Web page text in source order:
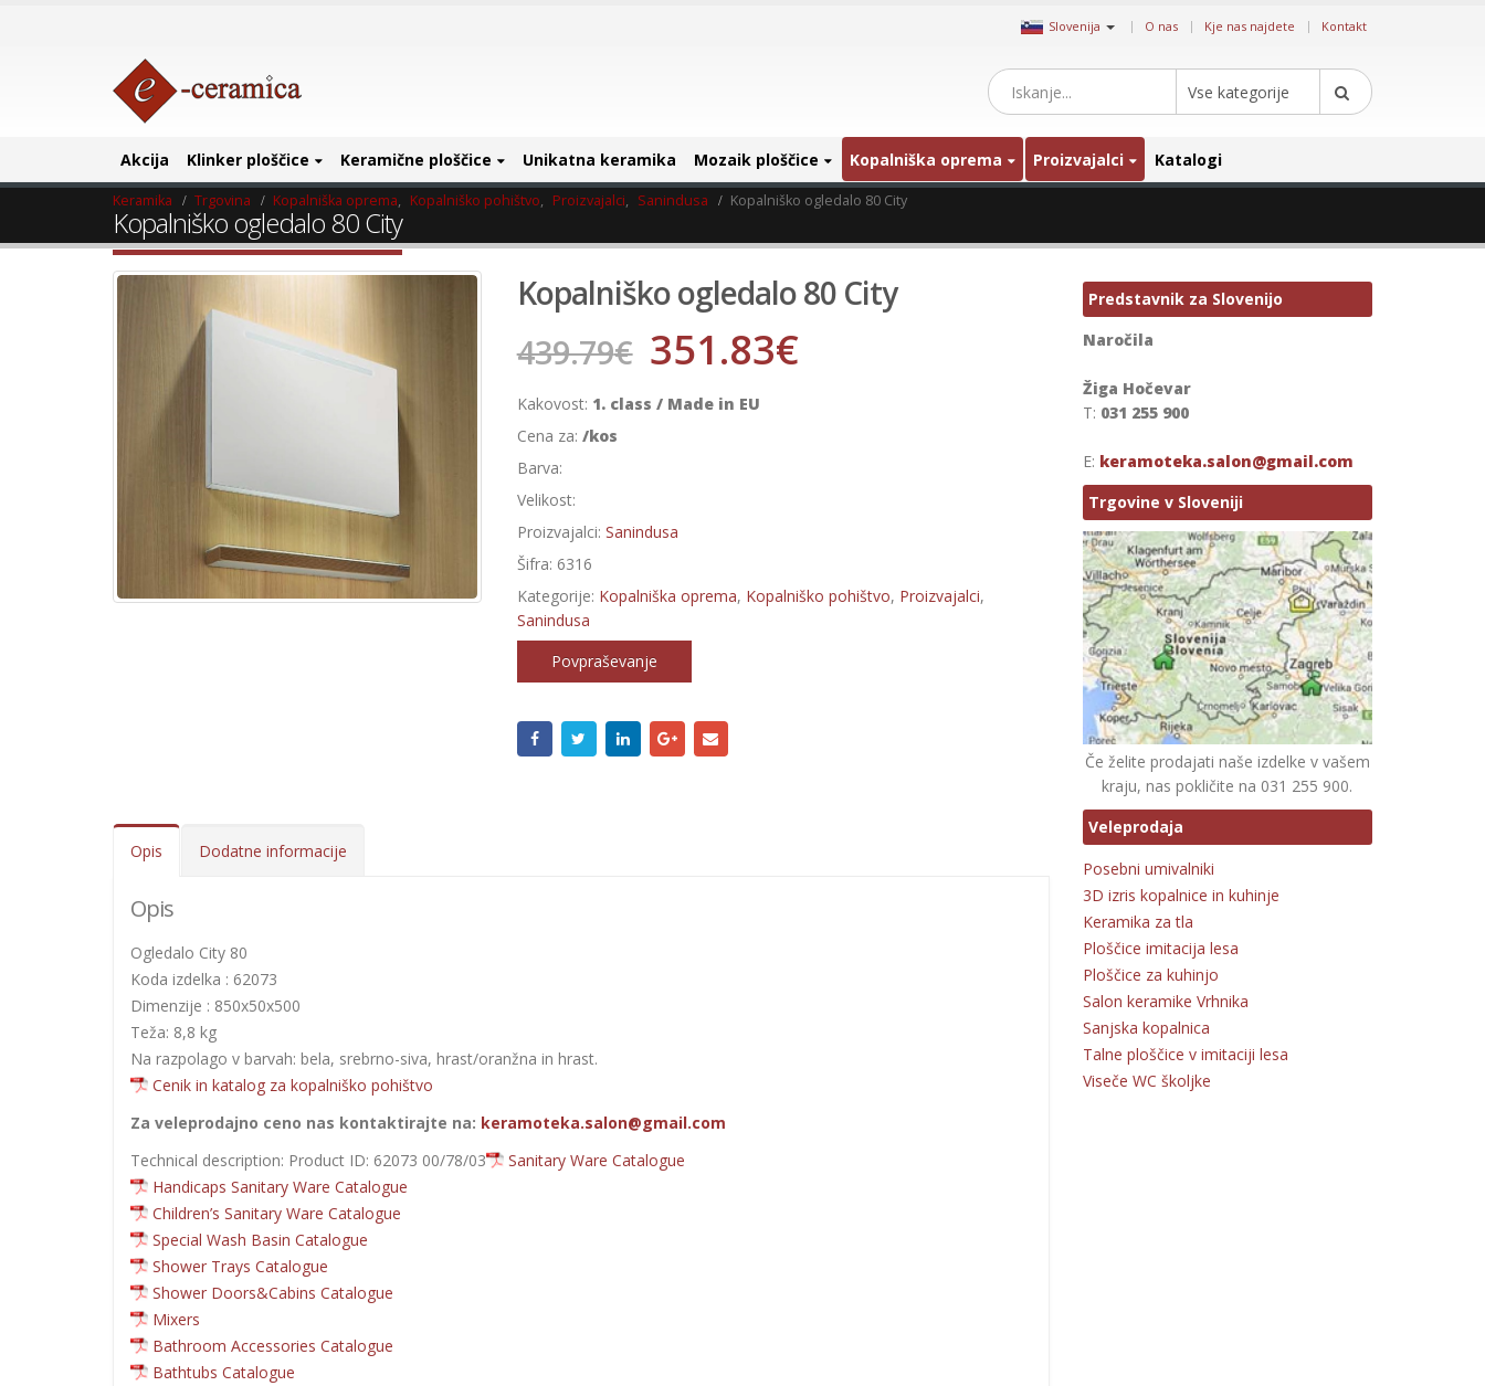
Slovenija | O nas Kje nas najdete Kontakt
Vse kategorije
Akcija Klinker ploščice Keramične ploščice Unikatna keramika Mozaik ploščice Kopalniška oprema Proizvajalci Katalogi
Keramika Trgovina Kopalniška oprema, Kopalniško pohištvo, Proizvajalci, Sanindusa Kopalniško ogledalo 80 City
Kopalniško ogledalo 80 City
Kopalniško ogledalo 80 City
439.79€ 351.83€
Kakovost: 1. class / Made in EU
Cena za: /kos
Barva:
Velikost:
Proizvajalci: Sanindusa
Šifra: 6316
Kategorije: Kopalniška oprema, Kopalniško pohištvo, Proizvajalci,
Sanindusa
Povpraševanje
Opis Dodatne informacije
Opis
Ogledalo City 80
Koda izdelka : 62073
Dimenzije : 850x50x500
Teža: 8,8 kg
Na razpolago v barvah: bela, srebrno-siva, hrast/oranžna in hrast.
Cenik in katalog za kopalniško pohištvo
Za veleprodajno ceno nas kontaktirajte na: keramoteka.salon@gmail.com
Technical description: Product ID: 62073 00/78/03
Sanitary Ware Catalogue
Handicaps Sanitary Ware Catalogue
Children’s Sanitary Ware Catalogue
Special Wash Basin Catalogue
Shower Trays Catalogue
Shower Doors&Cabins Catalogue
Mixers
Bathroom Accessories Catalogue
Bathtubs Catalogue
Predstavnik za Slovenijo
Naročila
Žiga Hočevar
T: 031 255 900
E: keramoteka.salon@gmail.com
Trgovine v Sloveniji
Če želite prodajati naše izdelke v vašem
kraju, nas pokličite na 031 255 900.
Veleprodaja
Posebni umivalniki
3D izris kopalnice in kuhinje
Keramika za tla
Ploščice imitacija lesa
Ploščice za kuhinjo
Salon keramike Vrhnika
Sanjska kopalnica
Talne ploščice v imitaciji lesa
Viseče WC školjke